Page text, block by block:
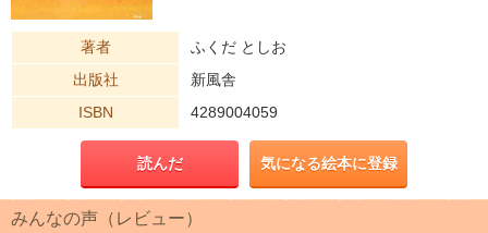
著者
ふくだ としお
出版社
新風舎
ISBN
4289004059
読んだ 気になる絵本に登録
みんなの声（レビュー）